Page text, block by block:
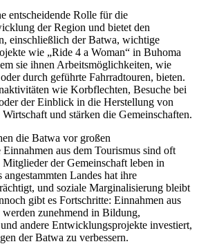
entscheidende Rolle für die
der Region und bietet den
einschließlich der Batwa, wichtige
wie „Ride 4 a Woman“ in Buhoma
sie ihnen Arbeitsmöglichkeiten, wie
durch geführte Fahrradtouren, bieten.
wie Korbflechten, Besuche bei
der Einblick in die Herstellung von
und stärken die Gemeinschaften.
die Batwa vor großen
aus dem Tourismus sind oft
der Gemeinschaft leben in
Landes hat ihre
und soziale Marginalisierung bleibt
gibt es Fortschritte: Einnahmen aus
zunehmend in Bildung,
andere Entwicklungsprojekte investiert,
der Batwa zu verbessern.